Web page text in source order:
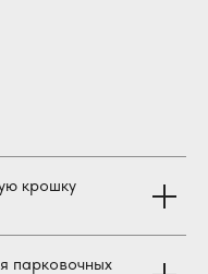
крошку
парковочных